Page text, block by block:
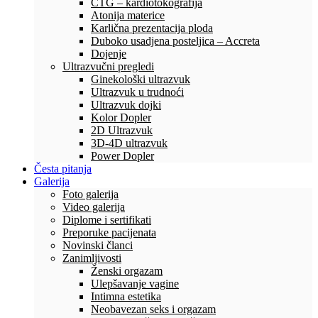
CTG – kardiotokografija
Atonija materice
Karlična prezentacija ploda
Duboko usadjena posteljica – Accreta
Dojenje
Ultrazvučni pregledi
Ginekološki ultrazvuk
Ultrazvuk u trudnoći
Ultrazvuk dojki
Kolor Dopler
2D Ultrazvuk
3D-4D ultrazvuk
Power Dopler
Česta pitanja
Galerija
Foto galerija
Video galerija
Diplome i sertifikati
Preporuke pacijenata
Novinski članci
Zanimljivosti
Ženski orgazam
Ulepšavanje vagine
Intimna estetika
Neobavezan seks i orgazam